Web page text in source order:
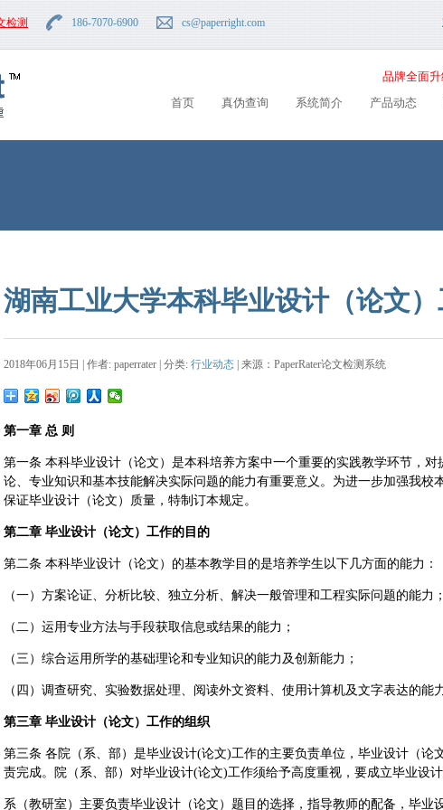
检测 186-7070-6900 cs@paperright.com
品牌全面升
首页
真伪查询 系统简介 产品动态
湖南工业大学本科毕业设计（论文
2018年06月15日 | 作者: paperrater | 分类: 行业动态 | 来源：PaperRater论文检测系统
第一章 总 则
第一条 本科毕业设计（论文）是本科培养方案中一个重要的实践教学环节，
论、专业知识和基本技能解决实际问题的能力有重要意义。为进一步加强我校
保证毕业设计（论文）质量，特制订本规定。
第二章 毕业设计（论文）工作的目的
第二条 本科毕业设计（论文）的基本教学目的是培养学生以下几方面的能力：
（一）方案论证、分析比较、独立分析、解决一般管理和工程实际问题的能力；
（二）运用专业方法与手段获取信息或结果的能力；
（三）综合运用所学的基础理论和专业知识的能力及创新能力；
（四）调查研究、实验数据处理、阅读外文资料、使用计算机及文字表达的能力
第三章 毕业设计（论文）工作的组织
第三条 各院（系、部）是毕业设计(论文)工作的主要负责单位，毕业设计（论
责完成。院（系、部）对毕业设计(论文)工作须给予高度重视，要成立毕业设计
系（教研室）主要负责毕业设计（论文）题目的选择，指导教师的配备，毕业